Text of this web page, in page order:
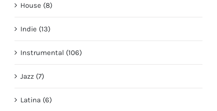
House (8)
Indie (13)
Instrumental (106)
Jazz (7)
Latina (6)